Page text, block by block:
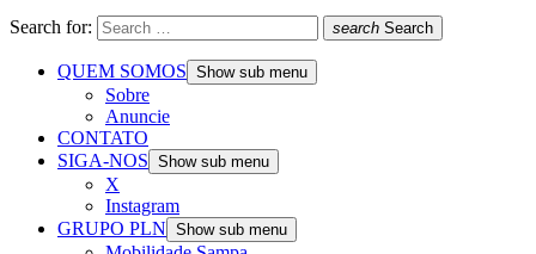
Search for: search Search
QUEM SOMOS Show sub menu
Sobre
Anuncie
CONTATO
SIGA-NOS Show sub menu
X
Instagram
GRUPO PLN Show sub menu